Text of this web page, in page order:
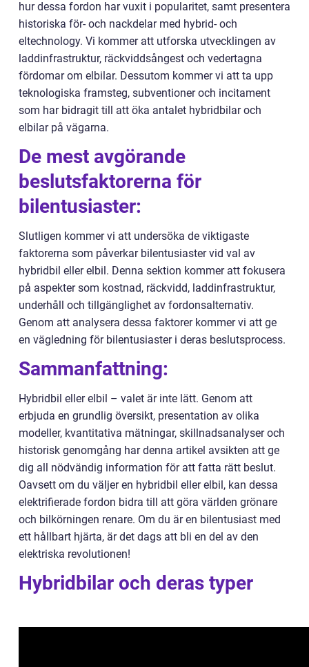
hur dessa fordon har vuxit i popularitet, samt presentera
historiska för- och nackdelar med hybrid- och
eltechnology. Vi kommer att utforska utvecklingen av
laddinfrastruktur, räckviddsångest och vedertagna
fördomar om elbilar. Dessutom kommer vi att ta upp
teknologiska framsteg, subventioner och incitament
som har bidragit till att öka antalet hybridbilar och
elbilar på vägarna.
De mest avgörande
beslutsfaktorerna för
bilentusiaster:
Slutligen kommer vi att undersöka de viktigaste
faktorerna som påverkar bilentusiaster vid val av
hybridbil eller elbil. Denna sektion kommer att fokusera
på aspekter som kostnad, räckvidd, laddinfrastruktur,
underhåll och tillgänglighet av fordonsalternativ.
Genom att analysera dessa faktorer kommer vi att ge
en vägledning för bilentusiaster i deras beslutsprocess.
Sammanfattning:
Hybridbil eller elbil – valet är inte lätt. Genom att
erbjuda en grundlig översikt, presentation av olika
modeller, kvantitativa mätningar, skillnadsanalyser och
historisk genomgång har denna artikel avsikten att ge
dig all nödvändig information för att fatta rätt beslut.
Oavsett om du väljer en hybridbil eller elbil, kan dessa
elektrifierade fordon bidra till att göra världen grönare
och bilkörningen renare. Om du är en bilentusiast med
ett hållbart hjärta, är det dags att bli en del av den
elektriska revolutionen!
Hybridbilar och deras typer